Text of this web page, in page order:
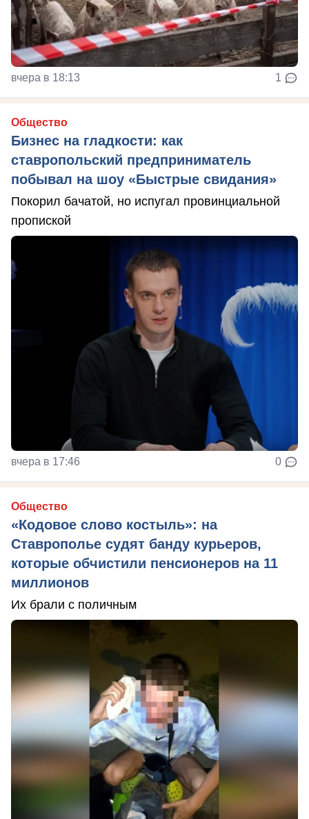
вчера в 18:13 1
Общество
Бизнес на гладкости: как
ставропольский предприниматель
побывал на шоу «Быстрые свидания»
Покорил бачатой, но испугал провинциальной
пропиской
вчера в 17:46 0
Общество
«Кодовое слово костыль»: на
Ставрополье судят банду курьеров,
которые обчистили пенсионеров на 11
миллионов
Их брали с поличным